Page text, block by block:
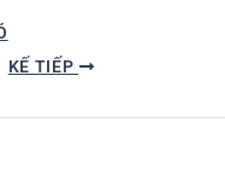
KẾ TIẾP